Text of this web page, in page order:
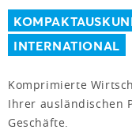
INTERNATIONAL
Komprimierte
Ihrer ausländischen
Geschäfte.